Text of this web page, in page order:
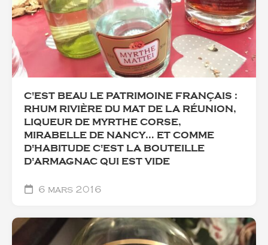
C'EST BEAU LE PATRIMOINE FRANÇAIS :
RHUM RIVIÈRE DU MAT DE LA RÉUNION,
LIQUEUR DE MYRTHE CORSE,
MIRABELLE DE NANCY… ET COMME
D'HABITUDE C'EST LA BOUTEILLE
D'ARMAGNAC QUI EST VIDE
6 mars 2016